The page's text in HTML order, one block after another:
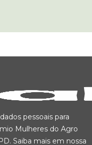
pessoais para
Mulheres do Agro
Saiba mais em nossa